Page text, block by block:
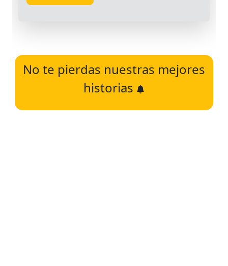
No te pierdas nuestras mejores
historias